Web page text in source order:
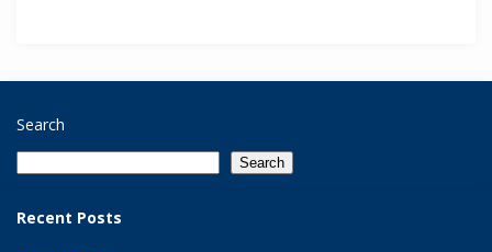
Search
Search
Recent Posts